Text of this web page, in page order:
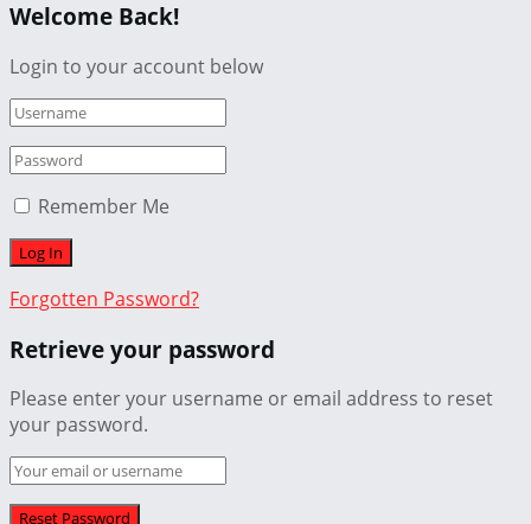
Welcome Back!
Login to your account below
Remember Me
Forgotten Password?
Retrieve your password
Please enter your username or email address to reset
your password.